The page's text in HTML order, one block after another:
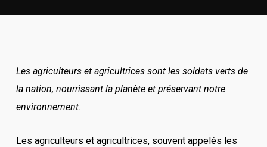
Les agriculteurs et agricultrices sont les soldats verts de
la nation, nourrissant la planète et préservant notre
environnement.
Les agriculteurs et agricultrices, souvent appelés les